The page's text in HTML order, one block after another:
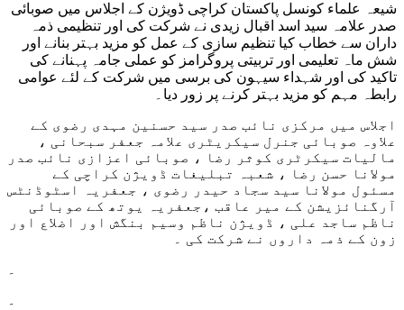
شیعہ علماء کونسل پاکستان کراچی ڈویژن کے اجلاس میں صوبائی
صدر علامہ سید اسد اقبال زیدی نے شرکت کی اور تنظیمی ذمہ
داران سے خطاب کیا تنظیم سازی کے عمل کو مزید بہتر بنانے اور
شش ماہ تعلیمی اور تربیتی پروگرامز کو عملی جامہ پہنانے کی
تاکید کی اور شہداء سیہون کی برسی میں شرکت کے لئے عوامی
رابطہ مہم کو مزید بہتر کرنے پر زور دیا۔
اجلاس میں مرکزی نائب صدر سید حسنین مہدی رضوی کے
علاوہ صوبائی جنرل سیکریٹری علامہ جعفر سبحانی ،
مالیات سیکرٹری کوثر رضا ، صوبائی اعزازی نائب صدر
مولانا حسن رضا ، شعبہ تبلیغات ڈویژن کراچی کے
مسئول مولانا سید سجاد حیدر رضوی ، جعفریہ اسٹوڈنٹس
آرگنائزیشن کے میر عاقب ،جعفریہ یوتھ کے صوبائی
ناظم ساجد علی ، ڈویژن ناظم وسیم بنگش اور اضلاع اور
زون کے ذمہ داروں نے شرکت کی ۔